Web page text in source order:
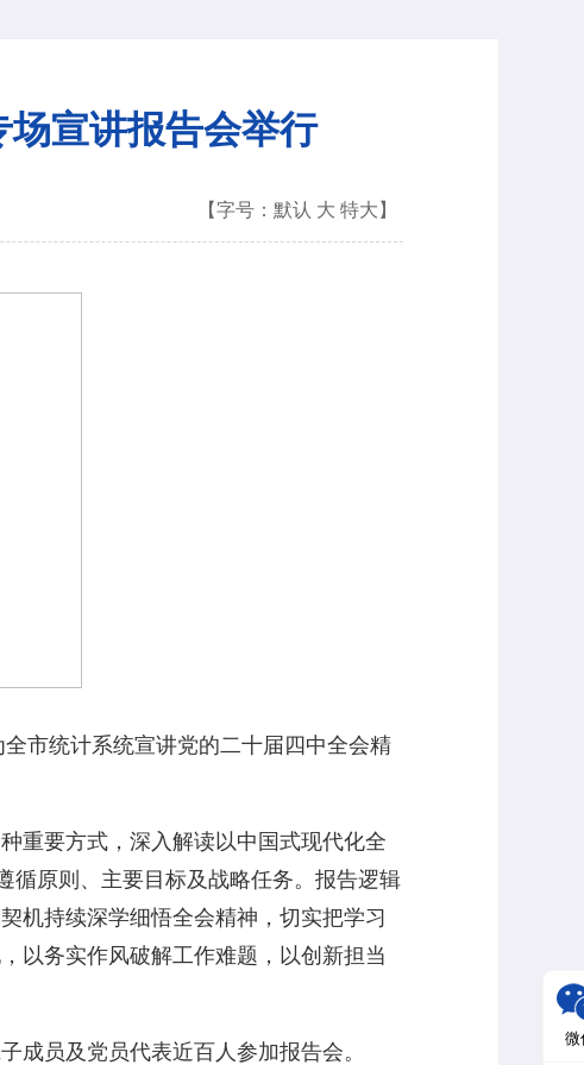
宣讲报告会举行
【字号： 默认 大 特大 】
市统计系统宣讲党的二十届四中全会精
要方式，深入解读以中国式现代化全
循原则、主要目标及战略任务。报告逻辑
机持续深学细悟全会精神，切实把学习
以务实作风破解工作难题，以创新担当
员及党员代表近百人参加报告会。
微